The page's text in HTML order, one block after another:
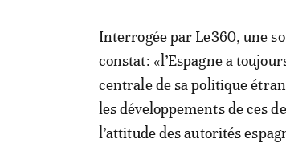
Interrogée par Le360, une
constat: «l’Espagne a
centrale de sa politique
les développements de ces
l’attitude des autorités